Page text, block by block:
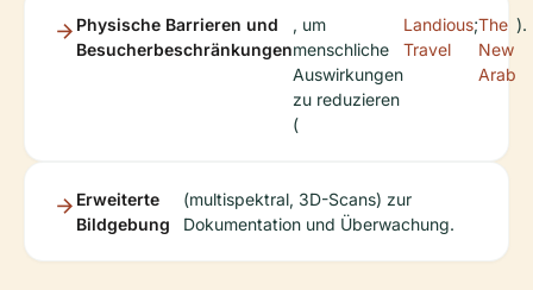
Physische Barrieren und
Besucherbeschränkungen
, um
menschliche
Auswirkungen
zu reduzieren
(
Landious
Travel
;The
New
Arab
).
Erweiterte
Bildgebung
(multispektral, 3D-Scans) zur
Dokumentation und Überwachung.